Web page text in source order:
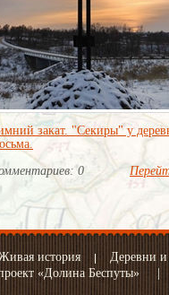
закат. "Секиры" у
0
история
Деревни и
проект «Долина